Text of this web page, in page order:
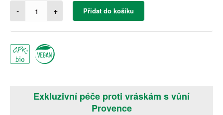
- + Přidat do košíku
Exkluzivní péče proti vráskám s vůní
Provence